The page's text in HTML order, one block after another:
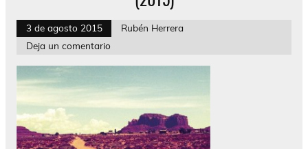
3 de agosto 2015
Rubén Herrera
Deja un comentario